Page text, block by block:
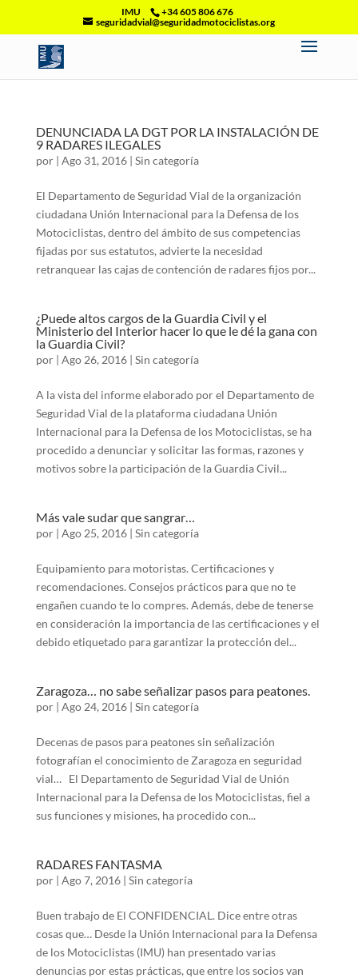
IMU
+34 605 806 676
seguridadvial@seguridadmotociclistas.org
DENUNCIADA LA DGT POR LA INSTALACIÓN DE
9 RADARES ILEGALES
por | Ago 31, 2016| Sin categoría
El Departamento de Seguridad Vial de la organización
ciudadana Unión Internacional para la Defensa de los
Motociclistas, dentro del ámbito de sus competencias
fijadas por sus estatutos, advierte la necesidad
retranquear las cajas de contención de radares fijos por...
¿Puede altos cargos de la Guardia Civil y el
Ministerio del Interior hacer lo que le dé la gana con
la Guardia Civil?
por | Ago 26, 2016| Sin categoría
A la vista del informe elaborado por el Departamento de
Seguridad Vial de la plataforma ciudadana Unión
Internacional para la Defensa de los Motociclistas, se ha
procedido a denunciar y solicitar las formas, razones y
motivos sobre la participación de la Guardia Civil...
Más vale sudar que sangrar…
por | Ago 25, 2016| Sin categoría
Equipamiento para motoristas. Certificaciones y
recomendaciones. Consejos prácticos para que no te
engañen cuando te lo compres. Además, debe de tenerse
en consideración la importancia de las certificaciones y el
debido etiquetado para garantizar la protección del...
Zaragoza… no sabe señalizar pasos para peatones.
por | Ago 24, 2016| Sin categoría
Decenas de pasos para peatones sin señalización
fotografían el conocimiento de Zaragoza en seguridad
vial… El Departamento de Seguridad Vial de Unión
Internacional para la Defensa de los Motociclistas, fiel a
sus funciones y misiones, ha procedido con...
RADARES FANTASMA
por | Ago 7, 2016| Sin categoría
Buen trabajo de El CONFIDENCIAL. Dice entre otras
cosas que… Desde la Unión Internacional para la Defensa
de los Motociclistas (IMU) han presentado varias
denuncias por estas prácticas, que entre los socios van